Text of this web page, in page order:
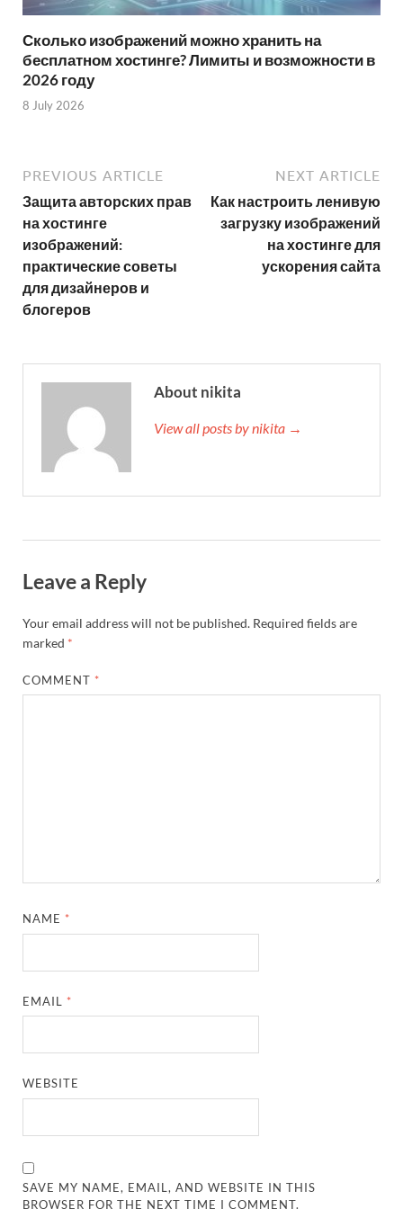
Сколько изображений можно хранить на
бесплатном хостинге? Лимиты и возможности в
2026 году
8 July 2026
PREVIOUS ARTICLE
Защита авторских прав
на хостинге
изображений:
практические советы
для дизайнеров и
блогеров
NEXT ARTICLE
Как настроить ленивую
загрузку изображений
на хостинге для
ускорения сайта
About nikita
View all posts by nikita →
Leave a Reply
Your email address will not be published. Required fields are
marked *
COMMENT *
NAME *
EMAIL *
WEBSITE
SAVE MY NAME, EMAIL, AND WEBSITE IN THIS
BROWSER FOR THE NEXT TIME I COMMENT.